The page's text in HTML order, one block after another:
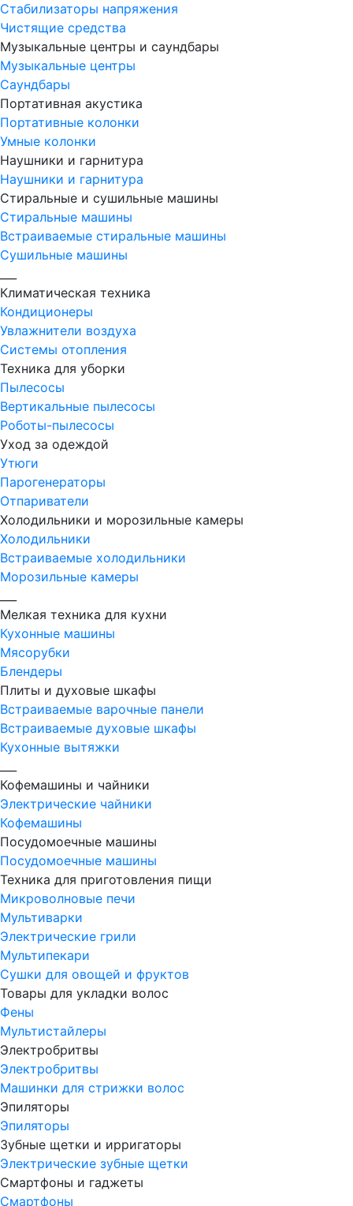
Стабилизаторы напряжения
Чистящие средства
Музыкальные центры и саундбары
Музыкальные центры
Саундбары
Портативная акустика
Портативные колонки
Умные колонки
Наушники и гарнитура
Наушники и гарнитура
Стиральные и сушильные машины
Стиральные машины
Встраиваемые стиральные машины
Сушильные машины
Климатическая техника
Кондиционеры
Увлажнители воздуха
Системы отопления
Техника для уборки
Пылесосы
Вертикальные пылесосы
Роботы-пылесосы
Уход за одеждой
Утюги
Парогенераторы
Отпариватели
Холодильники и морозильные камеры
Холодильники
Встраиваемые холодильники
Морозильные камеры
Мелкая техника для кухни
Кухонные машины
Мясорубки
Блендеры
Плиты и духовые шкафы
Встраиваемые варочные панели
Встраиваемые духовые шкафы
Кухонные вытяжки
Кофемашины и чайники
Электрические чайники
Кофемашины
Посудомоечные машины
Посудомоечные машины
Техника для приготовления пищи
Микроволновые печи
Мультиварки
Электрические грили
Мультипекари
Сушки для овощей и фруктов
Товары для укладки волос
Фены
Мультистайлеры
Электробритвы
Электробритвы
Машинки для стрижки волос
Эпиляторы
Эпиляторы
Зубные щетки и ирригаторы
Электрические зубные щетки
Смартфоны и гаджеты
Смартфоны